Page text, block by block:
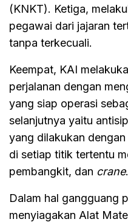
(KNKT). Ketiga,
pegawai dari jajaran
tanpa terkecuali.
Keempat, KAI
perjalanan dengan
yang siap operasi
selanjutnya yaitu
yang dilakukan
di setiap titik tertentu
pembangkit, dan crane.
Dalam hal gangguang
menyiagakan Alat